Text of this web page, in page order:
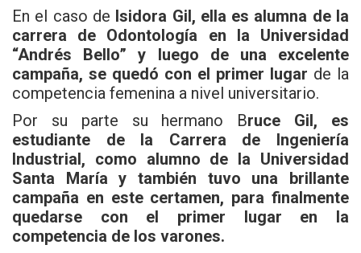
En el caso de Isidora Gil, ella es alumna de la
carrera de Odontología en la Universidad
“Andrés Bello” y luego de una excelente
campaña, se quedó con el primer lugar de la
competencia femenina a nivel universitario.
Por su parte su hermano Bruce Gil, es
estudiante de la Carrera de Ingeniería
Industrial, como alumno de la Universidad
Santa María y también tuvo una brillante
campaña en este certamen, para finalmente
quedarse con el primer lugar en la
competencia de los varones.